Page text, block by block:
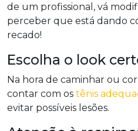
de um profissional, vá
perceber que está dando
recado!
Escolha o look
Na hora de caminhar ou
contar com os tênis
evitar possíveis lesões.